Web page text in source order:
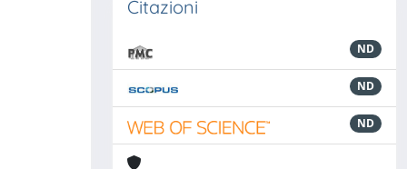
Citazioni
ND
ND
ND